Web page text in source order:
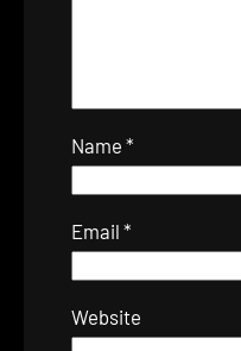
Name *
Email *
Website